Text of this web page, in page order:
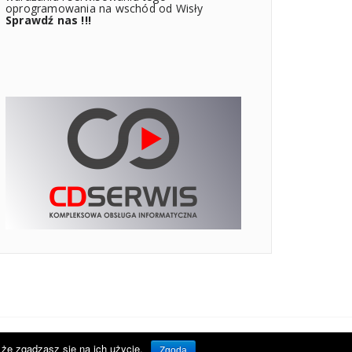
oprogramowania na wschód od Wisły
Sprawdź nas !!!
zgadzasz się na ich użycie.